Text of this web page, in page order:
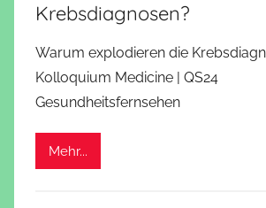
Krebsdiagnosen?
Warum explodieren die
Kolloquium Medicine | QS24
Gesundheitsfernsehen
Mehr...